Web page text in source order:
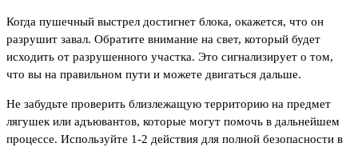
Когда пушечный выстрел достигнет блока, окажется, что он
разрушит завал. Обратите внимание на свет, который будет
исходить от разрушенного участка. Это сигнализирует о том,
что вы на правильном пути и можете двигаться дальше.
Не забудьте проверить близлежащую территорию на предмет
лягушек или адъювантов, которые могут помочь в дальнейшем
процессе. Используйте 1-2 действия для полной безопасности в